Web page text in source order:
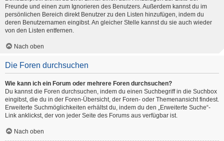
Freunde und einen zum Ignorieren des Benutzers. Außerdem kannst du im
persönlichen Bereich direkt Benutzer zu den Listen hinzufügen, indem du
deren Benutzernamen eingibst. An gleicher Stelle kannst du sie auch wieder
von den Listen entfernen.
Nach oben
Die Foren durchsuchen
Wie kann ich ein Forum oder mehrere Foren durchsuchen?
Du kannst die Foren durchsuchen, indem du einen Suchbegriff in die Suchbox
eingibst, die du in der Foren-Übersicht, der Foren- oder Themenansicht findest.
Erweiterte Suchmöglichkeiten erhältst du, indem du den „Erweiterte Suche“-
Link anklickst, der von jeder Seite des Forums aus verfügbar ist.
Nach oben